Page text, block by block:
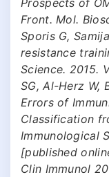
Front. Mol.
Sporis G,
resistance
Science. 2015.
SG, Al-Herz W,
Errors of
Classification
Immunological
[published
Clin Immunol